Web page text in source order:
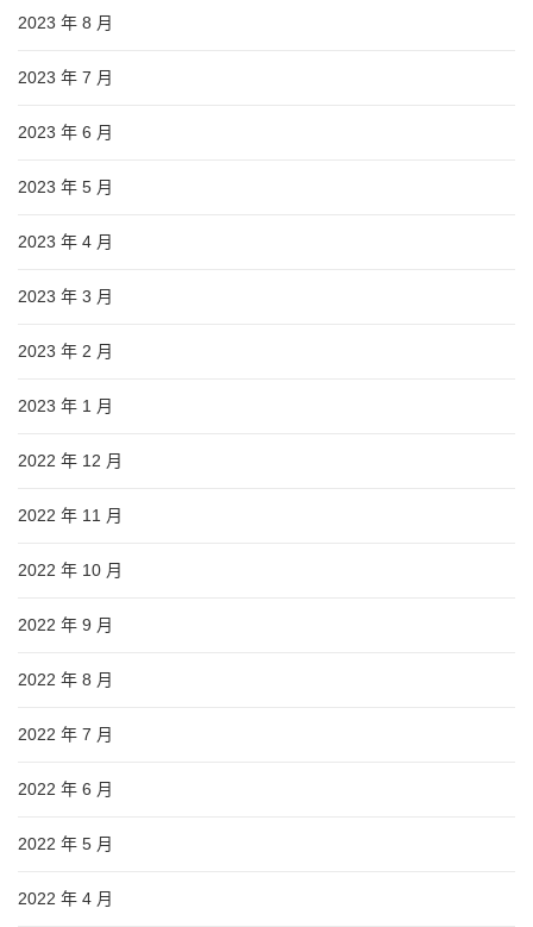
2023 年 8 月
2023 年 7 月
2023 年 6 月
2023 年 5 月
2023 年 4 月
2023 年 3 月
2023 年 2 月
2023 年 1 月
2022 年 12 月
2022 年 11 月
2022 年 10 月
2022 年 9 月
2022 年 8 月
2022 年 7 月
2022 年 6 月
2022 年 5 月
2022 年 4 月